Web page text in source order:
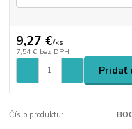
9,27 €/ks
7,54 € bez DPH
Pridať
Číslo produktu: